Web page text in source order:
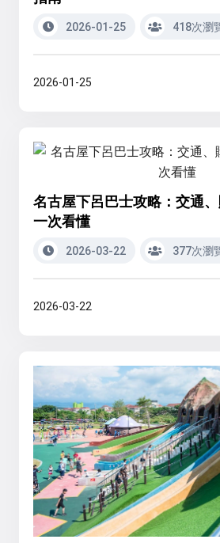
2026-01-25 418次瀏
2026-01-25
名古屋下呂巴士攻略：交通
一次看懂
2026-03-22 377次瀏
2026-03-22